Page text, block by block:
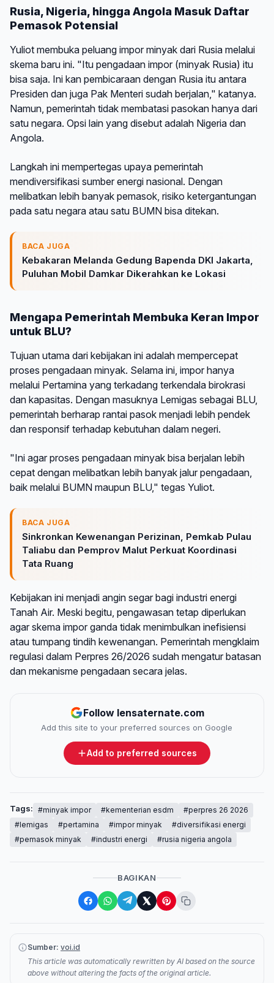
Rusia, Nigeria, hingga Angola Masuk Daftar
Pemasok Potensial
Yuliot membuka peluang impor minyak dari Rusia melalui
skema baru ini. "Itu pengadaan impor (minyak Rusia) itu
bisa saja. Ini kan pembicaraan dengan Rusia itu antara
Presiden dan juga Pak Menteri sudah berjalan," katanya.
Namun, pemerintah tidak membatasi pasokan hanya dari
satu negara. Opsi lain yang disebut adalah Nigeria dan
Angola.
Langkah ini mempertegas upaya pemerintah
mendiversifikasi sumber energi nasional. Dengan
melibatkan lebih banyak pemasok, risiko ketergantungan
pada satu negara atau satu BUMN bisa ditekan.
BACA JUGA
Kebakaran Melanda Gedung Bapenda DKI Jakarta,
Puluhan Mobil Damkar Dikerahkan ke Lokasi
Mengapa Pemerintah Membuka Keran Impor
untuk BLU?
Tujuan utama dari kebijakan ini adalah mempercepat
proses pengadaan minyak. Selama ini, impor hanya
melalui Pertamina yang terkadang terkendala birokrasi
dan kapasitas. Dengan masuknya Lemigas sebagai BLU,
pemerintah berharap rantai pasok menjadi lebih pendek
dan responsif terhadap kebutuhan dalam negeri.
"Ini agar proses pengadaan minyak bisa berjalan lebih
cepat dengan melibatkan lebih banyak jalur pengadaan,
baik melalui BUMN maupun BLU," tegas Yuliot.
BACA JUGA
Sinkronkan Kewenangan Perizinan, Pemkab Pulau
Taliabu dan Pemprov Malut Perkuat Koordinasi
Tata Ruang
Kebijakan ini menjadi angin segar bagi industri energi
Tanah Air. Meski begitu, pengawasan tetap diperlukan
agar skema impor ganda tidak menimbulkan inefisiensi
atau tumpang tindih kewenangan. Pemerintah mengklaim
regulasi dalam Perpres 26/2026 sudah mengatur batasan
dan mekanisme pengadaan secara jelas.
Follow lensaternate.com
Add this site to your preferred sources on Google
Add to preferred sources
Tags: #minyak impor #kementerian esdm
#perpres 26 2026
#lemigas
#pertamina #impor minyak
#diversifikasi energi
#pemasok minyak
#industri energi #rusia nigeria angola
BAGIKAN
Sumber: voi.id
This article was automatically rewritten by AI based on the source
above without altering the facts of the original article.